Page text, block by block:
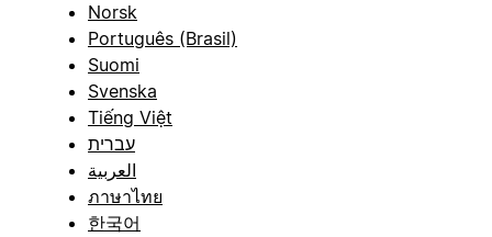
Norsk
Português (Brasil)
Suomi
Svenska
Tiếng Việt
עברית
العربية
ภาษาไทย
한국어